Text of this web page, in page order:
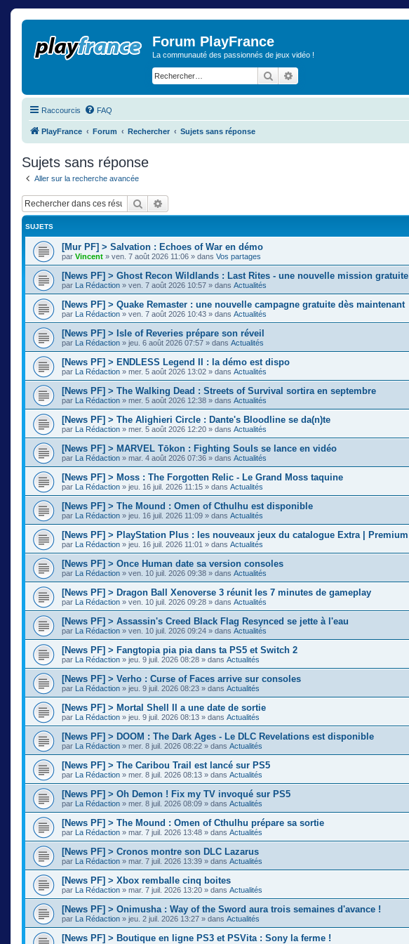
Forum PlayFrance
La communauté des passionnés de jeux vidéo !
Rechercher
Raccourcis FAQ
PlayFrance Forum Rechercher Sujets sans réponse
Sujets sans réponse
Aller sur la recherche avancée
Rechercher
SUJETS
[Mur PF] > Salvation : Echoes of War en démo
par Vincent » ven. 7 août 2026 11:06 » dans Vos partages
[News PF] > Ghost Recon Wildlands : Last Rites - une nouvelle mission gratuite
par La Rédaction » ven. 7 août 2026 10:57 » dans Actualités
[News PF] > Quake Remaster : une nouvelle campagne gratuite dès maintenant
par La Rédaction » ven. 7 août 2026 10:43 » dans Actualités
[News PF] > Isle of Reveries prépare son réveil
par La Rédaction » jeu. 6 août 2026 07:57 » dans Actualités
[News PF] > ENDLESS Legend II : la démo est dispo
par La Rédaction » mer. 5 août 2026 13:02 » dans Actualités
[News PF] > The Walking Dead : Streets of Survival sortira en septembre
par La Rédaction » mer. 5 août 2026 12:38 » dans Actualités
[News PF] > The Alighieri Circle : Dante's Bloodline se da(n)te
par La Rédaction » mer. 5 août 2026 12:20 » dans Actualités
[News PF] > MARVEL Tōkon : Fighting Souls se lance en vidéo
par La Rédaction » mar. 4 août 2026 07:36 » dans Actualités
[News PF] > Moss : The Forgotten Relic - Le Grand Moss taquine
par La Rédaction » jeu. 16 juil. 2026 11:15 » dans Actualités
[News PF] > The Mound : Omen of Cthulhu est disponible
par La Rédaction » jeu. 16 juil. 2026 11:09 » dans Actualités
[News PF] > PlayStation Plus : les nouveaux jeux du catalogue Extra | Premium
par La Rédaction » jeu. 16 juil. 2026 11:01 » dans Actualités
[News PF] > Once Human date sa version consoles
par La Rédaction » ven. 10 juil. 2026 09:38 » dans Actualités
[News PF] > Dragon Ball Xenoverse 3 réunit les 7 minutes de gameplay
par La Rédaction » ven. 10 juil. 2026 09:28 » dans Actualités
[News PF] > Assassin's Creed Black Flag Resynced se jette à l'eau
par La Rédaction » ven. 10 juil. 2026 09:24 » dans Actualités
[News PF] > Fangtopia pia pia dans ta PS5 et Switch 2
par La Rédaction » jeu. 9 juil. 2026 08:28 » dans Actualités
[News PF] > Verho : Curse of Faces arrive sur consoles
par La Rédaction » jeu. 9 juil. 2026 08:23 » dans Actualités
[News PF] > Mortal Shell II a une date de sortie
par La Rédaction » jeu. 9 juil. 2026 08:13 » dans Actualités
[News PF] > DOOM : The Dark Ages - Le DLC Revelations est disponible
par La Rédaction » mer. 8 juil. 2026 08:22 » dans Actualités
[News PF] > The Caribou Trail est lancé sur PS5
par La Rédaction » mer. 8 juil. 2026 08:13 » dans Actualités
[News PF] > Oh Demon ! Fix my TV invoqué sur PS5
par La Rédaction » mer. 8 juil. 2026 08:09 » dans Actualités
[News PF] > The Mound : Omen of Cthulhu prépare sa sortie
par La Rédaction » mar. 7 juil. 2026 13:48 » dans Actualités
[News PF] > Cronos montre son DLC Lazarus
par La Rédaction » mar. 7 juil. 2026 13:39 » dans Actualités
[News PF] > Xbox remballe cinq boites
par La Rédaction » mar. 7 juil. 2026 13:20 » dans Actualités
[News PF] > Onimusha : Way of the Sword aura trois semaines d'avance !
par La Rédaction » jeu. 2 juil. 2026 13:27 » dans Actualités
[News PF] > Boutique en ligne PS3 et PSVita : Sony la ferme !